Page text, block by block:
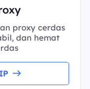
proxy cerdas
dan hemat